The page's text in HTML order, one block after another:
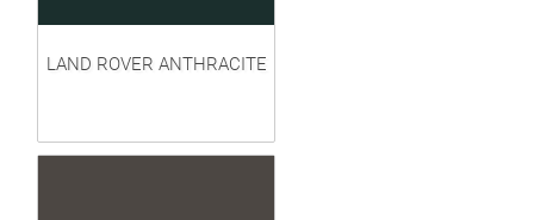
LAND ROVER ANTHRACITE